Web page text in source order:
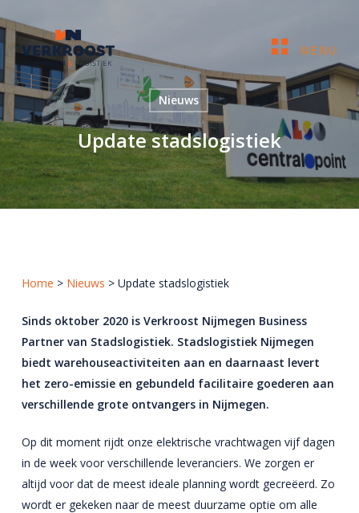
Sluiten
Zoeken
naar:
Verhuizen
Zakelijk
Referenties
Nieuws
Over ons
Meer info
Particulier
to
main
content
MENU
Nieuws
Update stadslogistiek
Home > Nieuws > Update stadslogistiek
Sinds oktober 2020 is Verkroost Nijmegen Business
Partner van Stadslogistiek. Stadslogistiek Nijmegen
biedt warehouseactiviteiten aan en daarnaast levert
het zero-emissie en gebundeld facilitaire goederen aan
verschillende grote ontvangers in Nijmegen.
Op dit moment rijdt onze elektrische vrachtwagen vijf dagen
in de week voor verschillende leveranciers. We zorgen er
altijd voor dat de meest ideale planning wordt gecreëerd. Zo
wordt er gekeken naar de meest duurzame optie om alle
Close
Menu